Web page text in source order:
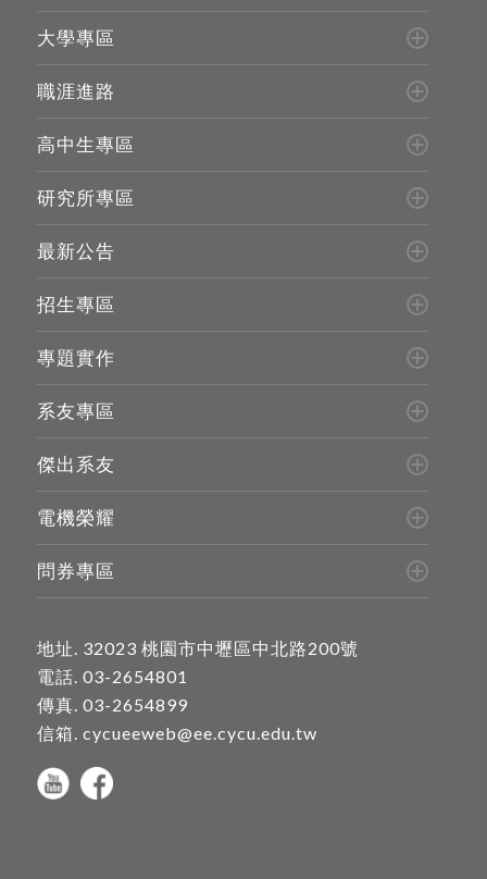
大學專區
職涯進路
高中生專區
研究所專區
最新公告
招生專區
專題實作
系友專區
傑出系友
電機榮耀
問券專區
地址. 32023 桃園市中壢區中北路200號
電話. 03-2654801
傳真. 03-2654899
信箱. cycueeweb@ee.cycu.edu.tw